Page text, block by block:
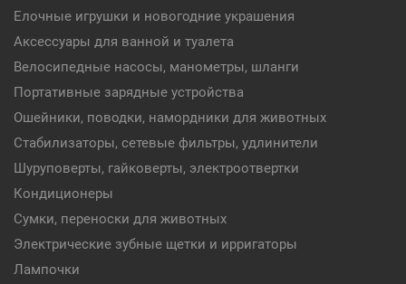
Елочные игрушки и новогодние украшения
Аксессуары для ванной и туалета
Велосипедные насосы, манометры, шланги
Портативные зарядные устройства
Ошейники, поводки, намордники для животных
Стабилизаторы, сетевые фильтры, удлинители
Шуруповерты, гайковерты, электроотвертки
Кондиционеры
Сумки, переноски для животных
Электрические зубные щетки и ирригаторы
Лампочки